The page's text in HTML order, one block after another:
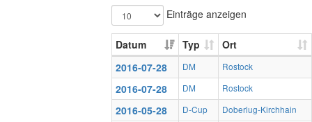
Einträge anzeigen
Datum Typ
Ort
2016-07-28
DM Rostock
2016-07-28 DM Rostock
2016-05-28 D-Cup Doberlug-Kirchhain